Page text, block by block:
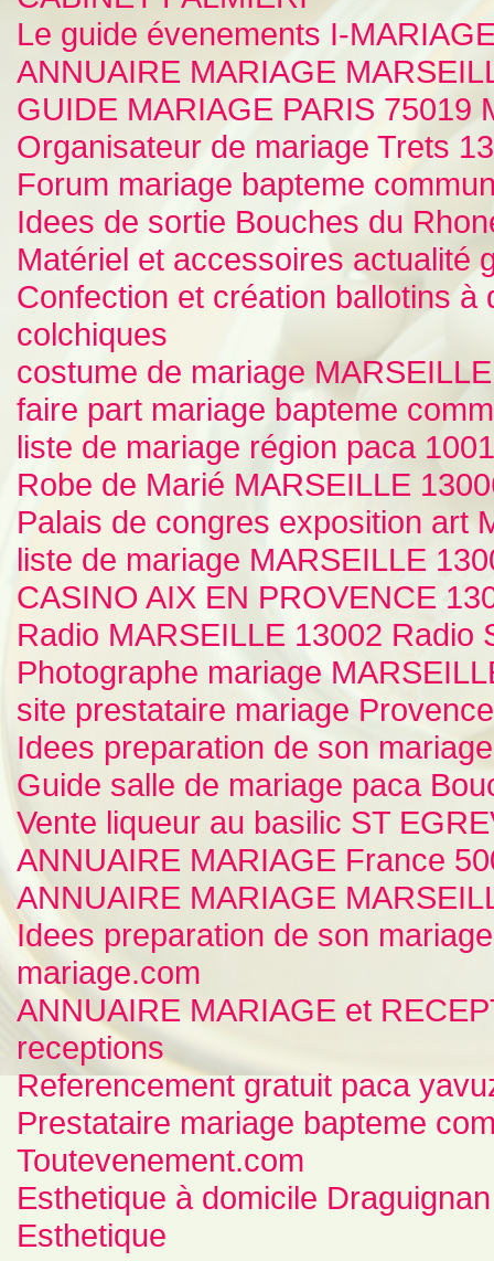
Le guide évenements I-
ANNUAIRE MARIAGE
GUIDE MARIAGE PARIS 75019
Organisateur de mariage Trets
Forum mariage bapteme
Idees de sortie Bouches du
Matériel et accessoires actualité
Confection et création ballotins
colchiques
costume de mariage
faire part mariage bapteme
liste de mariage région paca
Robe de Marié MARSEILLE
Palais de congres exposition art
liste de mariage MARSEILLE
CASINO AIX EN PROVENCE
Radio MARSEILLE 13002 Radio
Photographe mariage
site prestataire mariage
Idees preparation de son
Guide salle de mariage paca
Vente liqueur au basilic ST
ANNUAIRE MARIAGE France
ANNUAIRE MARIAGE
Idees preparation de son
mariage.com
ANNUAIRE MARIAGE et
receptions
Referencement gratuit paca
Prestataire mariage bapteme
Toutevenement.com
Esthetique à domicile
Esthetique